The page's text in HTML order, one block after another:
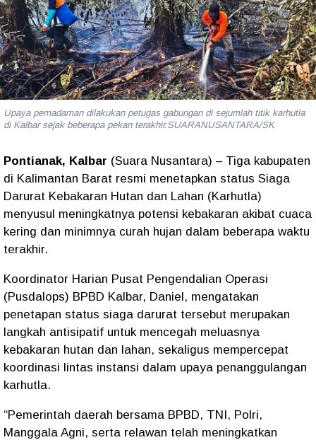
Upaya pemadaman dilakukan petugas gabungan di sejumlah titik karhutla
di Kalbar sejak beberapa pekan terakhir.SUARANUSANTARA/SK
Pontianak, Kalbar (Suara Nusantara) – Tiga kabupaten
di Kalimantan Barat resmi menetapkan status Siaga
Darurat Kebakaran Hutan dan Lahan (Karhutla)
menyusul meningkatnya potensi kebakaran akibat cuaca
kering dan minimnya curah hujan dalam beberapa waktu
terakhir.
Koordinator Harian Pusat Pengendalian Operasi
(Pusdalops) BPBD Kalbar, Daniel, mengatakan
penetapan status siaga darurat tersebut merupakan
langkah antisipatif untuk mencegah meluasnya
kebakaran hutan dan lahan, sekaligus mempercepat
koordinasi lintas instansi dalam upaya penanggulangan
karhutla.
“Pemerintah daerah bersama BPBD, TNI, Polri,
Manggala Agni, serta relawan telah meningkatkan